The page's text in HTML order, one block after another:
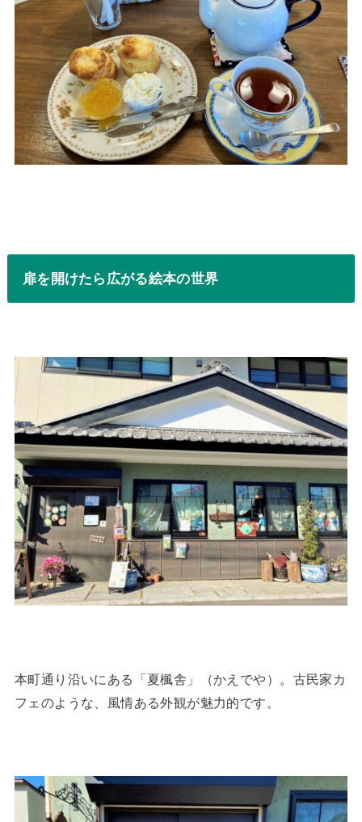
扉を開けたら広がる絵本の世界
本町通り沿いにある「夏楓舎」（かえでや）。古民家カ
フェのような、風情ある外観が魅力的です。